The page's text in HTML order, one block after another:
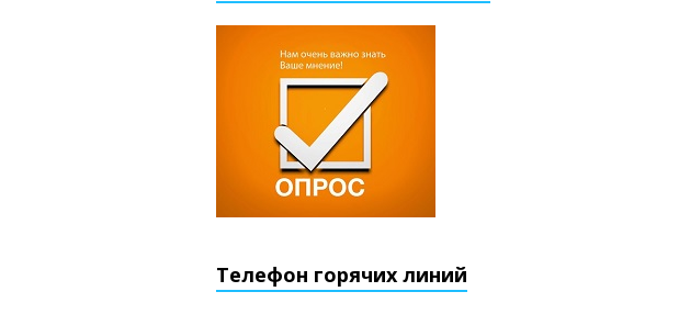
Телефон горячих линий